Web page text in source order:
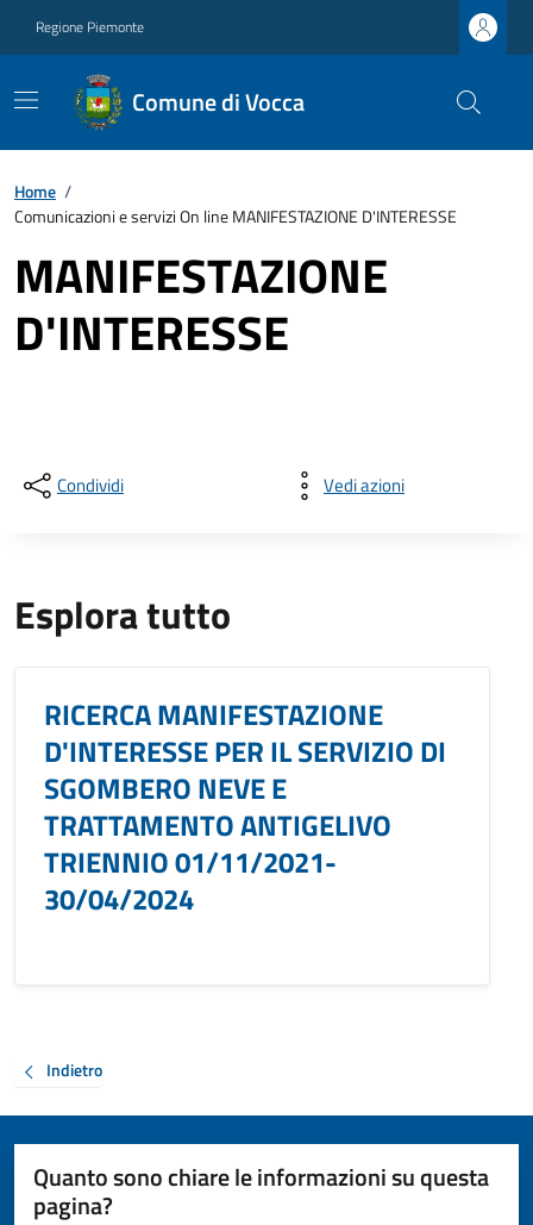
Regione Piemonte
Comune di Vocca
Home /
Comunicazioni e servizi On line MANIFESTAZIONE D'INTERESSE
MANIFESTAZIONE
D'INTERESSE
Condividi Vedi azioni
Esplora tutto
RICERCA MANIFESTAZIONE
D'INTERESSE PER IL SERVIZIO DI
SGOMBERO NEVE E
TRATTAMENTO ANTIGELIVO
TRIENNIO 01/11/2021-
30/04/2024
Indietro
Quanto sono chiare le informazioni su questa
pagina?